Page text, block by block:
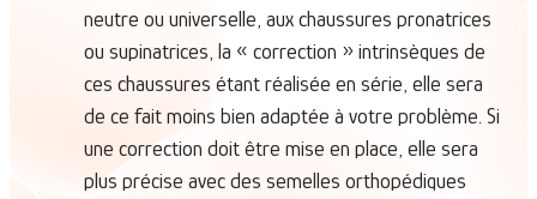
neutre ou universelle, aux chaussures pronatrices
ou supinatrices, la « correction » intrinsèques de
ces chaussures étant réalisée en série, elle sera
de ce fait moins bien adaptée à votre problème. Si
une correction doit être mise en place, elle sera
plus précise avec des semelles orthopédiques